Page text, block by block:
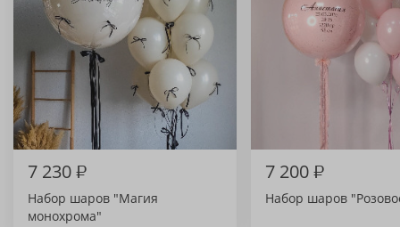
7 230₽
Набор шаров "Магия
монохрома"
7 200₽
Набор шаров